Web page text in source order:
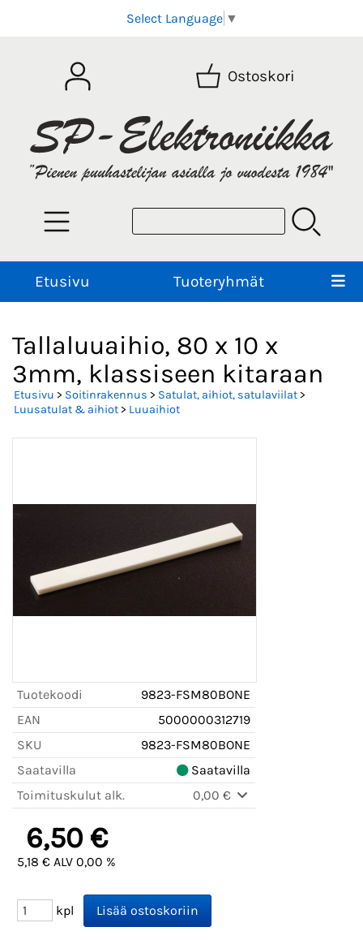
Select Language ▼
Ostoskori
Etusivu Tuoteryhmät
Tallaluuaihio, 80 x 10 x
3mm, klassiseen kitaraan
Etusivu > Soitinrakennus > Satulat, aihiot, satulaviilat>
Luusatulat & aihiot> Luuaihiot
Tuotekoodi
9823-FSM80BONE
EAN
5000000312719
SKU
9823-FSM80BONE
Saatavilla
Saatavilla
Toimituskulut alk.
0,00 €
6,50 €
5,18 € ALV 0,00 %
kpl